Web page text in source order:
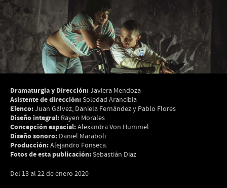
Dramaturgia y Dirección:Javiera Mendoza
Asistente de dirección:Soledad Arancibia
Elenco:Juan Gálvez, Daniela Fernández y Pablo Flores
Diseño integral: Rayen Morales
Concepción espacial:Alexandra Von Hummel
Diseño sonoro: Daniel Maraboli
Producción:Alejandro Fonseca.
Fotos de esta publicación:Sebastián Diaz
Del 13 al 22 de enero 2020